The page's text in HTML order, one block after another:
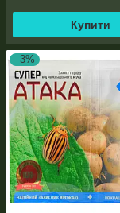
Купити
–3%